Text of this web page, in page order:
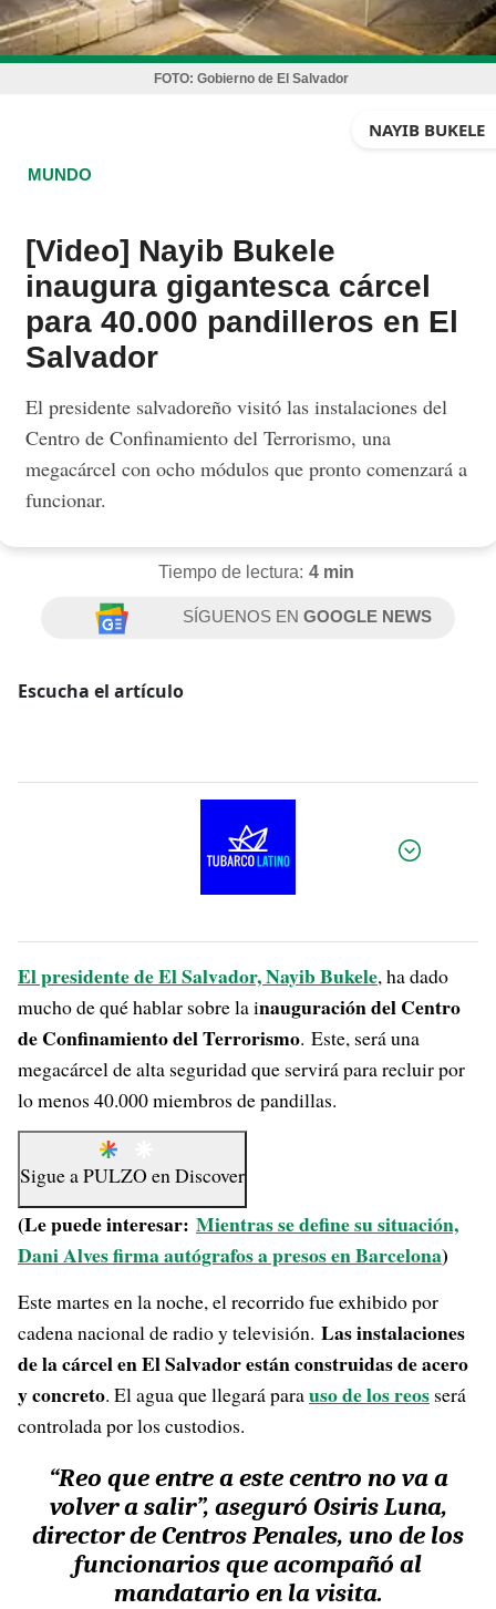
FOTO: Gobierno de El Salvador
NAYIB BUKELE
MUNDO
[Video] Nayib Bukele
inaugura gigantesca cárcel
para 40.000 pandilleros en El
Salvador
El presidente salvadoreño visitó las instalaciones del
Centro de Confinamiento del Terrorismo, una
megacárcel con ocho módulos que pronto comenzará a
funcionar.
Tiempo de lectura: 4 min
SÍGUENOS ENGOOGLE NEWS
Escucha el artículo
Por:
El presidente de El Salvador, Nayib Bukele, ha dado
mucho de qué hablar sobre la inauguración del Centro
de Confinamiento del Terrorismo. Este, será una
megacárcel de alta seguridad que servirá para recluir por
lo menos 40.000 miembros de pandillas.
Sigue aPULZO enDiscover
(Le puede interesar: Mientras se define su situación,
Dani Alves firma autógrafos a presos en Barcelona)
Este martes en la noche, el recorrido fue exhibido por
cadena nacional de radio y televisión. Las instalaciones
de la cárcel en El Salvador están construidas de acero
y concreto. El agua que llegará parauso de los reos será
controlada por los custodios.
“Reo que entre a este centro no va a
volver a salir”, aseguró Osiris Luna,
director de Centros Penales, uno de los
funcionarios que acompañó al
mandatario en la visita.